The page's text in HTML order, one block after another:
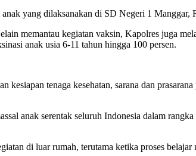
yang dilaksanakan di SD Negeri 1 Manggar,
memantau kegiatan vaksin, Kapolres juga
anak usia 6-11 tahun hingga 100 persen.
tenaga kesehatan, sarana dan
anak serentak seluruh Indonesia dalam
di luar rumah, terutama ketika proses